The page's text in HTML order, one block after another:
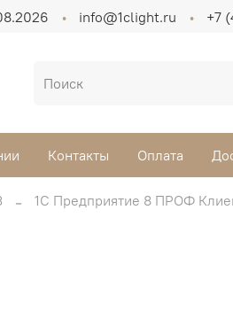
info@1clight.ru +7
Контакты Оплата
1С Предприятие 8 ПРОФ